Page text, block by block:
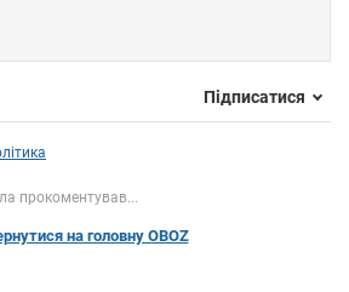
Підписатися
прокоментував...
на головну OBOZ